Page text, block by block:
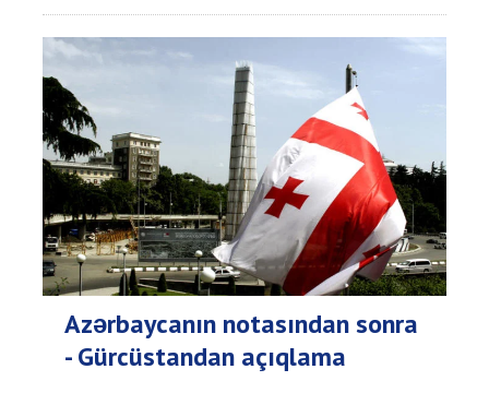
Azərbaycanın notasından sonra
- Gürcüstandan açıqlama